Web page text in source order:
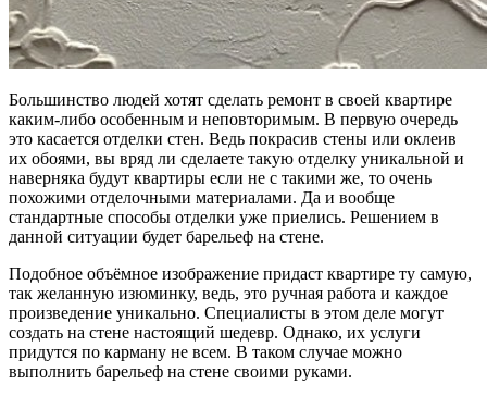
Большинство людей хотят сделать ремонт в своей квартире
каким-либо особенным и неповторимым. В первую очередь
это касается отделки стен. Ведь покрасив стены или оклеив
их обоями, вы вряд ли сделаете такую отделку уникальной и
наверняка будут квартиры если не с такими же, то очень
похожими отделочными материалами. Да и вообще
стандартные способы отделки уже приелись. Решением в
данной ситуации будет барельеф на стене.
Подобное объёмное изображение придаст квартире ту самую,
так желанную изюминку, ведь, это ручная работа и каждое
произведение уникально. Специалисты в этом деле могут
создать на стене настоящий шедевр. Однако, их услуги
придутся по карману не всем. В таком случае можно
выполнить барельеф на стене своими руками.